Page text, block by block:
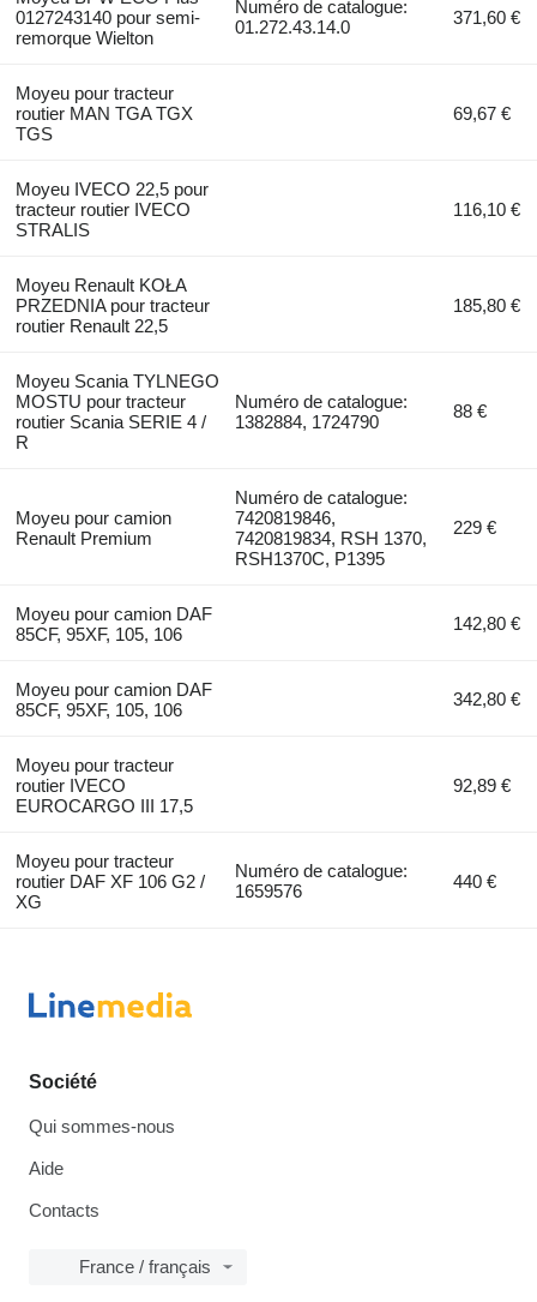
0127243140 pour semi-
remorque Wielton
Numéro de catalogue:
01.272.43.14.0
371,60 €
Moyeu pour tracteur
routier MAN TGA TGX
TGS
69,67 €
Moyeu IVECO 22,5 pour
tracteur routier IVECO
STRALIS
116,10 €
Moyeu Renault KOŁA
PRZEDNIA pour tracteur
routier Renault 22,5
185,80 €
Moyeu Scania TYLNEGO
MOSTU pour tracteur
routier Scania SERIE 4 /
R
Numéro de catalogue:
1382884, 1724790
88 €
Moyeu pour camion
Renault Premium
Numéro de catalogue:
7420819846,
7420819834, RSH 1370,
RSH1370C, P1395
229 €
Moyeu pour camion DAF
85CF, 95XF, 105, 106
142,80 €
Moyeu pour camion DAF
85CF, 95XF, 105, 106
342,80 €
Moyeu pour tracteur
routier IVECO
EUROCARGO III 17,5
92,89 €
Moyeu pour tracteur
routier DAF XF 106 G2 /
XG
Numéro de catalogue:
1659576
440 €
Société
Qui sommes-nous
Aide
Contacts
France / français